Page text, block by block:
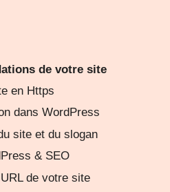
de votre site
en Https
dans WordPress
site et du slogan
& SEO
de votre site